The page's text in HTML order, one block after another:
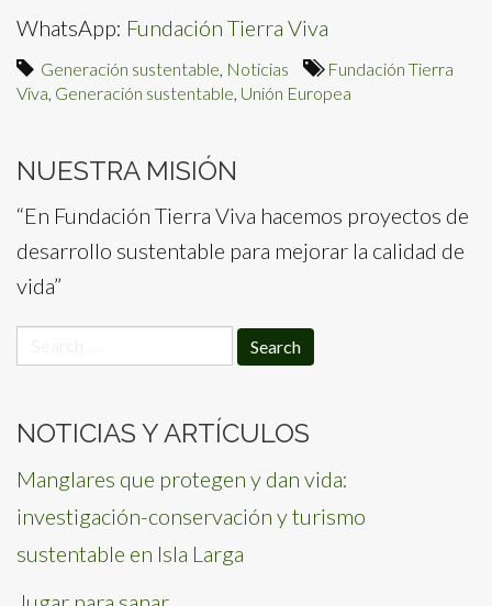
WhatsApp: Fundación Tierra Viva
Generación sustentable Noticias
Fundación Tierra
Viva Generación sustentable Unión Europea
NUESTRA MISIÓN
“En Fundación Tierra Viva hacemos proyectos de
desarrollo sustentable para mejorar la calidad de
vida”
for:
NOTICIAS Y ARTÍCULOS
Manglares que protegen y dan vida:
investigación-conservación y turismo
sustentable en Isla Larga